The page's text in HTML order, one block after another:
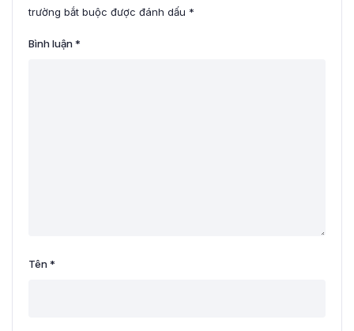
trường bắt buộc được đánh dấu *
Bình luận*
Tên*